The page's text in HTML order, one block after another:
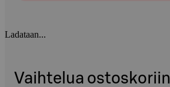
Ladataan...
Vaihtelua ostoskoriin